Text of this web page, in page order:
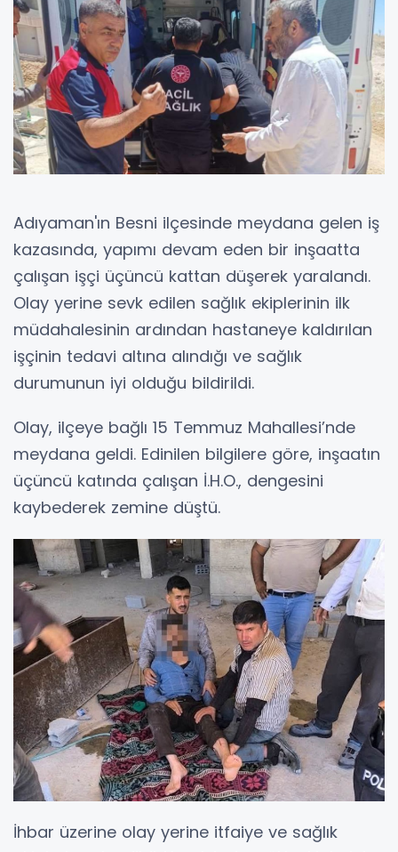
Adıyaman'ın Besni ilçesinde meydana gelen iş
kazasında, yapımı devam eden bir inşaatta
çalışan işçi üçüncü kattan düşerek yaralandı.
Olay yerine sevk edilen sağlık ekiplerinin ilk
müdahalesinin ardından hastaneye kaldırılan
işçinin tedavi altına alındığı ve sağlık
durumunun iyi olduğu bildirildi.
Olay, ilçeye bağlı 15 Temmuz Mahallesi’nde
meydana geldi. Edinilen bilgilere göre, inşaatın
üçüncü katında çalışan İ.H.O., dengesini
kaybederek zemine düştü.
İhbar üzerine olay yerine itfaiye ve sağlık